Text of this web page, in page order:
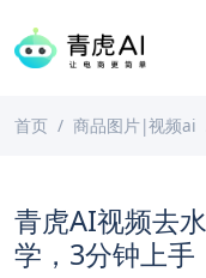
首页 商品图片|视频ai
青虎AI视频去
学，3分钟上手